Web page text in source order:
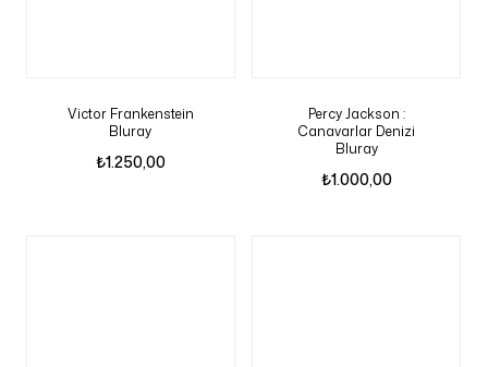
Victor Frankenstein
Bluray
₺1.250,00
Percy Jackson :
Canavarlar Denizi
Bluray
₺1.000,00